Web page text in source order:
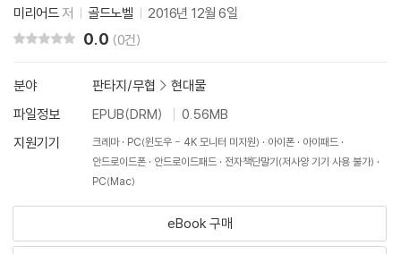
미리어드저 골드노벨 2016년 12월 6일
0.0 (0건)
분야 판타지/무협 > 현대물
파일정보
EPUB(DRM)
0.56MB
지원기기
크레마 PC(윈도우 - 4K 모니터 미지원) 아이폰
아이패드
안드로이드폰
안드로이드패드
전자책단말기(저사양 기기 사용 불가)
PC(Mac)
eBook 구매